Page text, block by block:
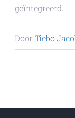
geïntegreerd.
Door Tiebo